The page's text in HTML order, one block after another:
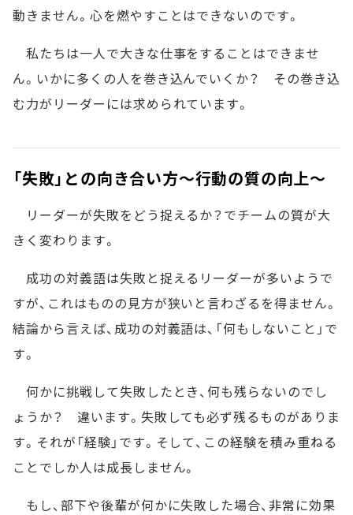
動きません。心を燃やすことはできないのです。
私たちは一人で大きな仕事をすることはできませ
ん。いかに多くの人を巻き込んでいくか？ その巻き込
む力がリーダーには求められています。
「失敗」との向き合い方～行動の質の向上～
リーダーが失敗をどう捉えるか？でチームの質が大
きく変わります。
成功の対義語は失敗と捉えるリーダーが多いようで
すが、これはものの見方が狭いと言わざるを得ません。
結論から言えば、成功の対義語は、「何もしないこと」で
す。
何かに挑戦して失敗したとき、何も残らないのでし
ょうか？ 違います。失敗しても必ず残るものがありま
す。それが「経験」です。そして、この経験を積み重ねる
ことでしか人は成長しません。
もし、部下や後輩が何かに失敗した場合、非常に効果